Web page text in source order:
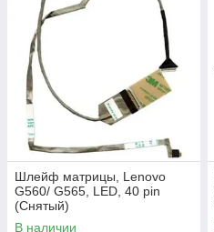
Шлейф матрицы, Lenovo
G560/ G565, LED, 40 pin
(Снятый)
В наличии